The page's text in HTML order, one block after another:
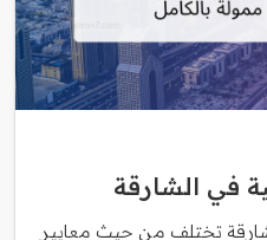
في الشارقة
تختلف من حيث معايير